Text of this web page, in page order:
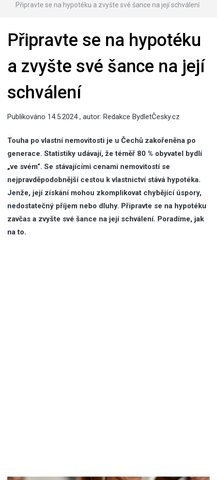
Připravte se na hypotéku a zvyšte své šance na její schválení
Připravte se na hypotéku
a zvyšte své šance na její
schválení
Publikováno 14.5.2024, autor: Redakce BydletČesky.cz
Touha po vlastní nemovitosti je u Čechů zakořeněna po
generace. Statistiky udávají, že téměř 80 % obyvatel bydlí
„ve svém“. Se stávajícími cenami nemovitostí se
nejpravděpodobnější cestou k vlastnictví stává hypotéka.
Jenže, její získání mohou zkomplikovat chybějící úspory,
nedostatečný příjem nebo dluhy. Připravte se na hypotéku
zavčas a zvyšte své šance na její schválení. Poradíme, jak
na to.